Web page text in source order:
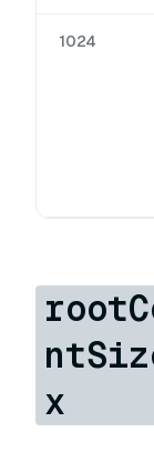
1024
x